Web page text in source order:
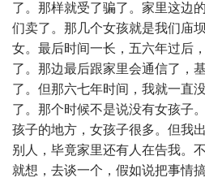
了。那样就受了骗了。家里这边
们卖了。那几个女孩就是我们庙
女。最后时间一长，五六年过后
了。那边最后跟家里会通信了，
了。但那六七年时间，我就一直
了。那个时候不是说没有女孩子
孩子的地方，女孩子很多。但我
别人，毕竟家里还有人在告我。
就想，去谈一个，假如说把事情